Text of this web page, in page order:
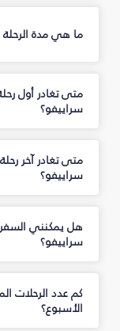
ما هي مدة
متى تغادر أول
سراييفو؟
متى تغادر آخر
سراييفو؟
هل يمكنني
سراييفو؟
كم عدد الرحلات
الأسبوع؟